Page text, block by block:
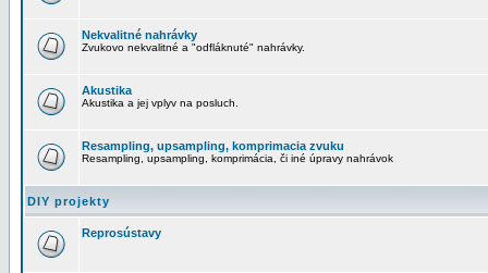
Nekvalitné nahrávky
Zvukovo nekvalitné a "odfláknuté" nahrávky.
Akustika
Akustika a jej vplyv na posluch.
Resampling, upsampling, komprimacia zvuku
Resampling, upsampling, komprimácia, či iné úpravy nahrávok
DIY projekty
Reprosústavy